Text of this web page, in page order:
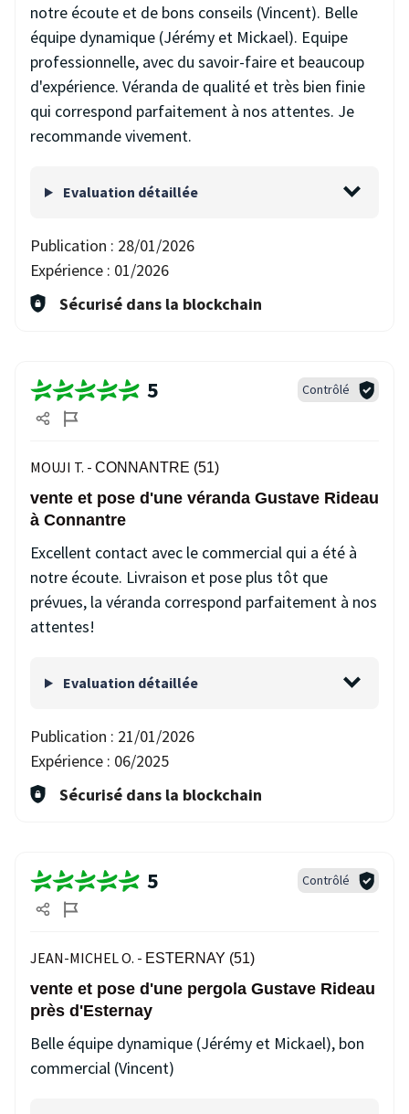
notre écoute et de bons conseils (Vincent). Belle
équipe dynamique (Jérémy et Mickael). Equipe
professionnelle, avec du savoir-faire et beaucoup
d'expérience. Véranda de qualité et très bien finie
qui correspond parfaitement à nos attentes. Je
recommande vivement.
Evaluation détaillée
Publication : 28/01/2026
Expérience : 01/2026
Sécurisé dans la blockchain
5 Contrôlé
MOUJI T. - CONNANTRE (51)
vente et pose d'une véranda Gustave Rideau
à Connantre
Excellent contact avec le commercial qui a été à
notre écoute. Livraison et pose plus tôt que
prévues, la véranda correspond parfaitement à nos
attentes!
Evaluation détaillée
Publication : 21/01/2026
Expérience : 06/2025
Sécurisé dans la blockchain
5 Contrôlé
JEAN-MICHEL O. - ESTERNAY (51)
vente et pose d'une pergola Gustave Rideau
près d'Esternay
Belle équipe dynamique (Jérémy et Mickael), bon
commercial (Vincent)